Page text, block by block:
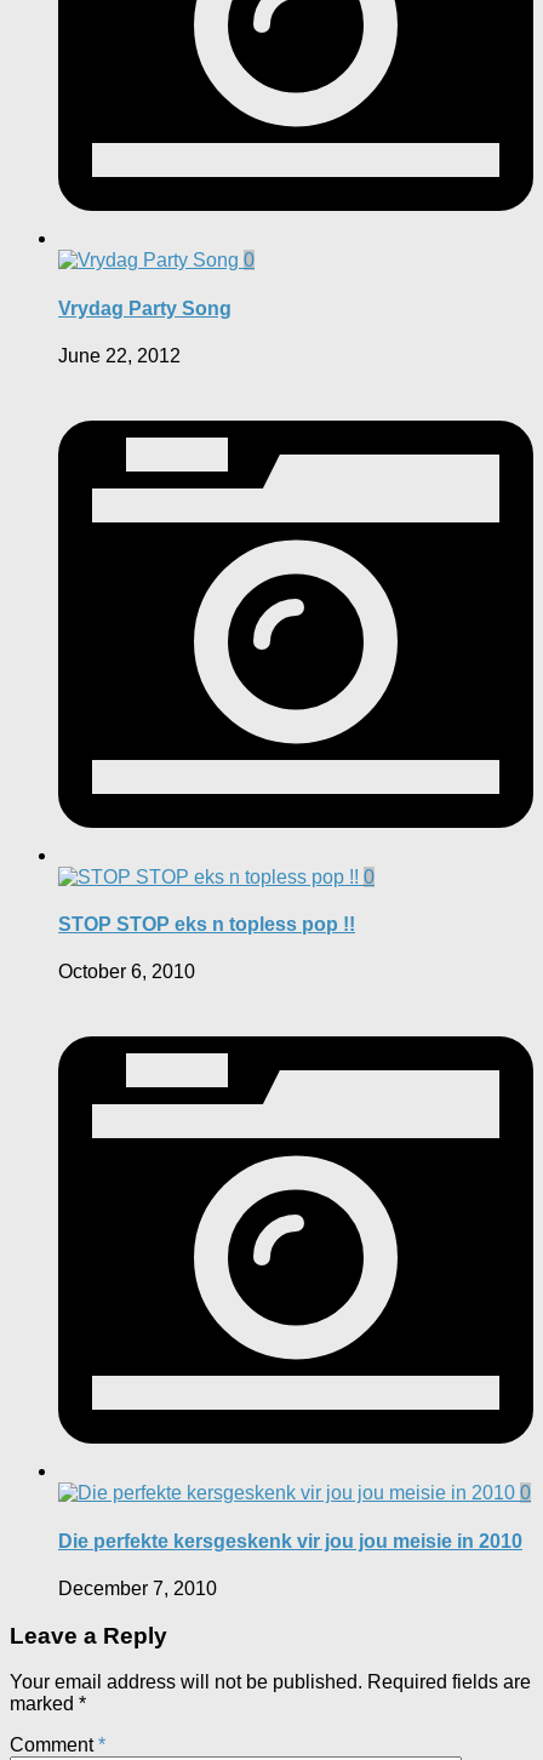
0
Vrydag Party Song
June 22, 2012
0
STOP STOP eks n topless pop !!
October 6, 2010
0
Die perfekte kersgeskenk vir jou jou meisie in 2010
December 7, 2010
Leave a Reply
Your email address will not be published. Required fields are
marked *
Comment*